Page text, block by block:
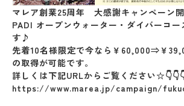
マレア創業25周年 大感謝キャンペーン
PADI オープンウォーター・ダイバーコー
す♪
先着10名様限定で今なら￥60,000⇒￥
の取得が可能です。
詳しくは下記URLからご覧ください
https://www.marea.jp/campaign/